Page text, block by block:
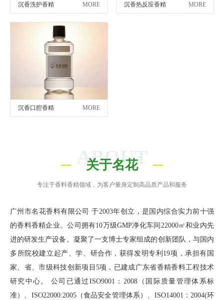
沉香洗护香精 MORE 沉香热反应香精 MORE
沉香口腔香精 MORE
ABOUT
关于名花
专注于香料香精领域，为客户量身定制高品质产品和服务
广州市名花香料有限公司 于2003年创立，是国内综合实力前十强
的香料香精企业。公司拥有10万级GMP净化车间22000㎡和业内先
进的研发生产设备。凝聚了一支博士专家组成的创新团队，与国内
多所院校建立起产、学、研合作，获得发明专利19项，承担有国
家、省、市级科技创新项目5项，已建成广东省香精香料工程技术
研究中心。 公司已通过ISO9001：2008（国际质量管理体系标
准）、ISO22000:2005（食品安全管理体系）、ISO14001：2004(环